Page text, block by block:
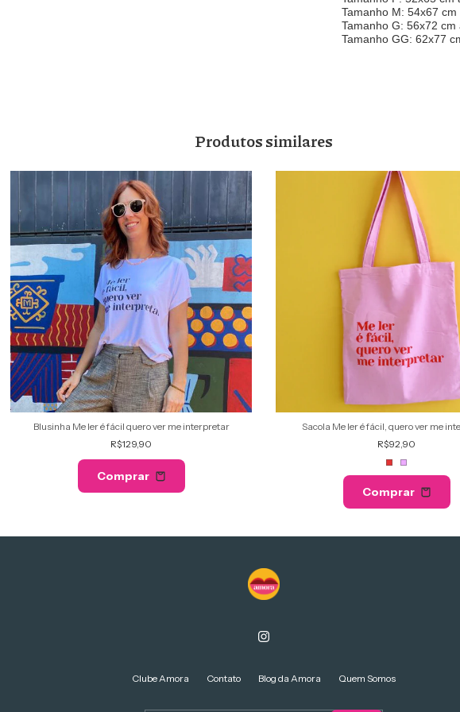
Tamanho M: 54x67
Tamanho G: 56x72
Tamanho GG: 62x77
Produtos similares
Blusinha Me ler é fácil quero ver me interpretar
R$129,90
Comprar
Sacola Me ler é fácil, quero ver me
R$92,90
Comprar
Clube Amora Contato Blog da Amora Quem Somos